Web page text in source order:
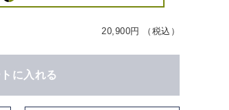
20,900円 （税込）
に入れる